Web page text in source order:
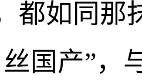
都如同那
丝国产”，